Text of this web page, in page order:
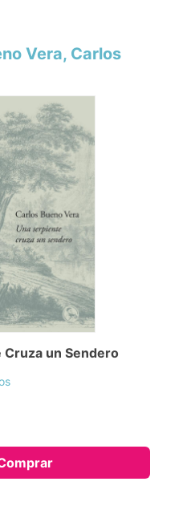
Vera, Carlos
Cruza un Sendero